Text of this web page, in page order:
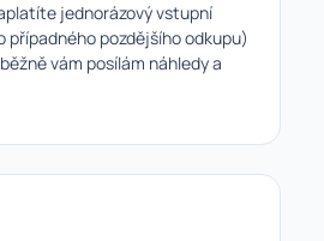
jednorázový vstupní
pozdějšího odkupu)
vám posílám náhledy a